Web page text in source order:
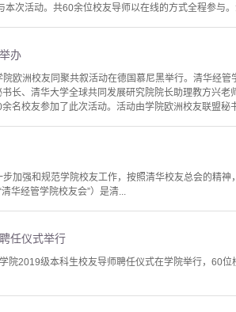
次活动。共60余位校友导师以在线的方式全程参与
办
欧洲校友同聚共叙活动在德国慕尼黑举行。清华经
长、清华大学全球共同发展研究院院长助理教方兴
名校友参加了此次活动。活动由学院欧洲校友联盟
加强和规范学院校友工作，按照清华校友总会的精
华经管学院校友会”）是清...
任仪式举行
院2019级本科生校友导师聘任仪式在学院举行，60